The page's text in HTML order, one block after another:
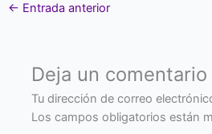
← Entrada anterior
Deja un comentario
Tu dirección de correo
Los campos obligatorios están